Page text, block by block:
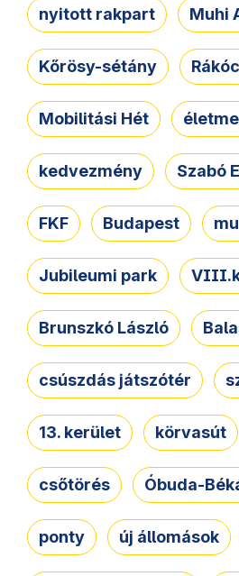
nyitott rakpart Muhi
Kőrösy-sétány
Mobilitási Hét
kedvezmény Szabó
FKF Budapest
Jubileumi park
Brunszkó László
csúszdás játszótér
13. kerület körvasút
csőtörés Óbuda-
ponty új állomások